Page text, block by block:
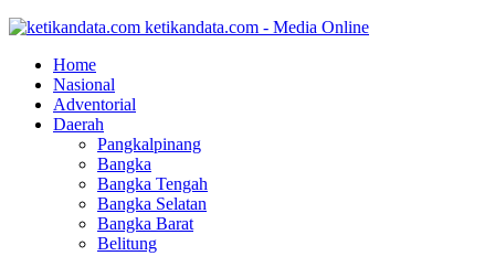
ketikandata.com - Media Online
Home
Nasional
Adventorial
Daerah
Pangkalpinang
Bangka
Bangka Tengah
Bangka Selatan
Bangka Barat
Belitung